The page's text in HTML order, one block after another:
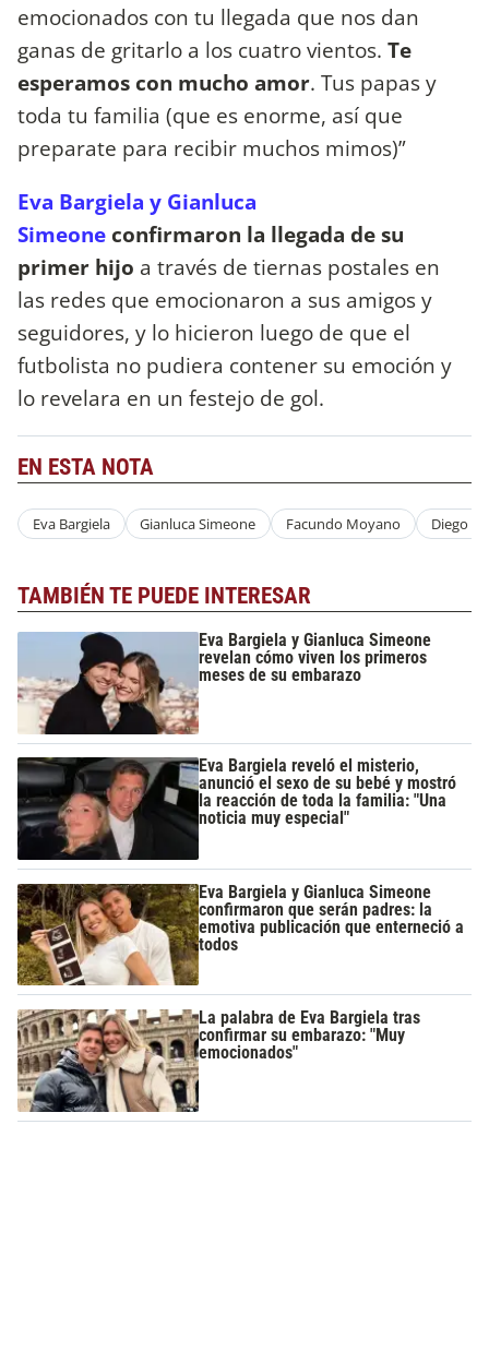
emocionados con tu llegada que nos dan
ganas de gritarlo a los cuatro vientos. Te
esperamos con mucho amor. Tus papas y
toda tu familia (que es enorme, así que
preparate para recibir muchos mimos)”
Eva Bargiela y Gianluca
Simeone confirmaron la llegada de su
primer hijo a través de tiernas postales en
las redes que emocionaron a sus amigos y
seguidores, y lo hicieron luego de que el
futbolista no pudiera contener su emoción y
lo revelara en un festejo de gol.
EN ESTA NOTA
Eva Bargiela Gianluca Simeone Facundo Moyano Diego
TAMBIÉN TE PUEDE INTERESAR
Eva Bargiela y Gianluca Simeone
revelan cómo viven los primeros
meses de su embarazo
Eva Bargiela reveló el misterio,
anunció el sexo de su bebé y mostró
la reacción de toda la familia: "Una
noticia muy especial"
Eva Bargiela y Gianluca Simeone
confirmaron que serán padres: la
emotiva publicación que enterneció a
todos
La palabra de Eva Bargiela tras
confirmar su embarazo: "Muy
emocionados"